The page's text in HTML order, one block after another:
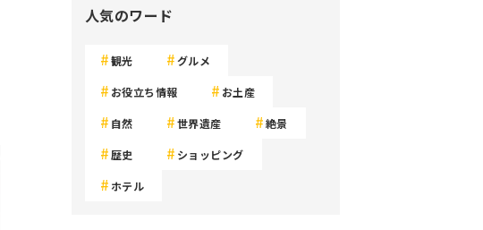
人気のワード
観光 グルメ
お役立ち情報 お土産
自然 世界遺産 絶景
歴史 ショッピング
ホテル